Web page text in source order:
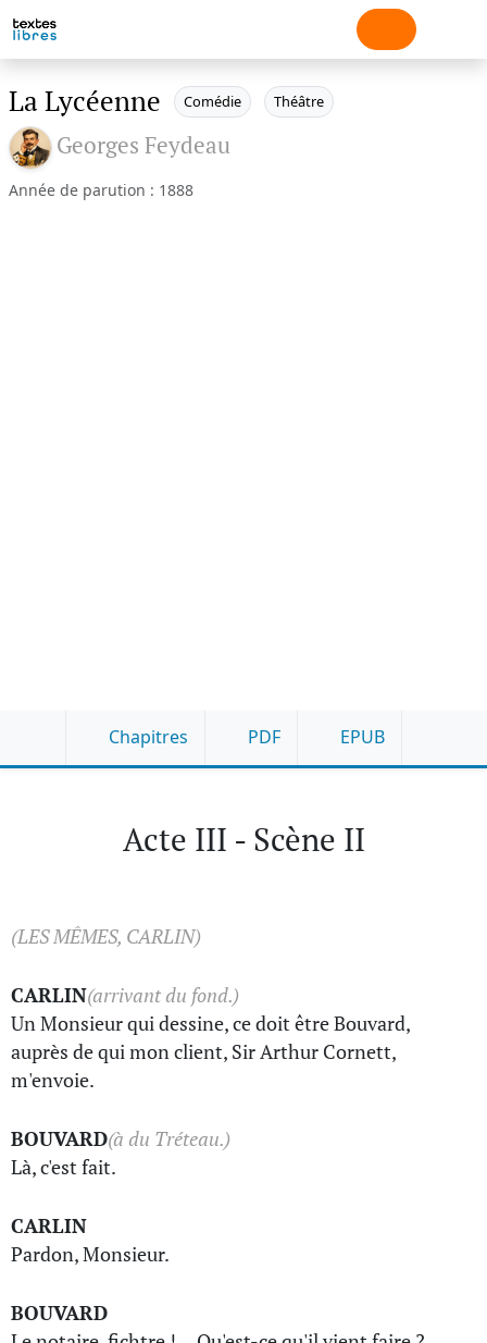
La Lycéenne Comédie Théâtre
Georges Feydeau
Année de parution : 1888
Chapitres PDF EPUB
Acte III - Scène II
(LES MÊMES, CARLIN)
CARLIN(arrivant du fond.)
Un Monsieur qui dessine, ce doit être Bouvard,
auprès de qui mon client, Sir Arthur Cornett,
m'envoie.
BOUVARD(à du Tréteau.)
Là, c'est fait.
CARLIN
Pardon, Monsieur.
BOUVARD